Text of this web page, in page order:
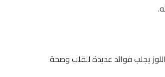
يجلب فوائد عديدة للقلب وصحة